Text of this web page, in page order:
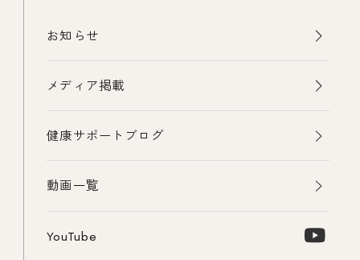
お知らせ
メディア掲載
健康サポートブログ
動画一覧
YouTube